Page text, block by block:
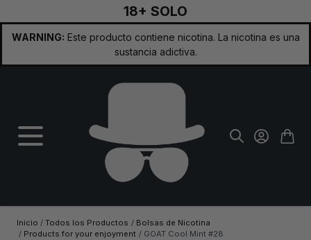
18+ SOLO
WARNING: Este producto contiene nicotina. La nicotina es una
sustancia adictiva.
Inicio / Todos los Productos / Bolsas de Nicotina
/ Products for your enjoyment / GOAT Cool Mint #28